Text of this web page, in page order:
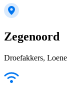
Zegenoord
Droefakkers,